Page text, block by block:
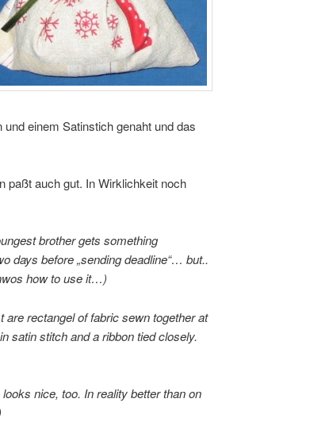
einem Satinstich genaht und das
auch gut. In Wirklichkeit noch
brother gets something
days before „sending deadline“… but..
how to use it…)
rectangel of fabric sewn together at
satin stitch and a ribbon tied closely.
nice, too. In reality better than on